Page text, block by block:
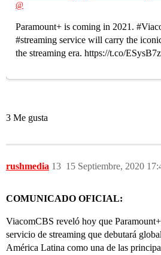
@
Paramount+ is coming in 2021.
#streaming service will carry the
the streaming era. https://t.co/
3 Me gusta
rushmedia 15 Septiembre, 2020
13
COMUNICADO OFICIAL:
ViacomCBS reveló hoy que
servicio de streaming que debutará
América Latina como una de las